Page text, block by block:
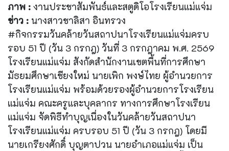
ภาพ : งานประชาสัมพันธ์และสตูดิโอโรงเรียนแม่แจ่ม
ข่าว : นางสาวชาลิสา อินทรวง
#กิจกรรมวันคล้ายวันสถาปนาโรงเรียนแม่แจ่มครบ
รอบ 51 ปี (วัน 3 กรกฎ) วันที่ 3 กรกฎาคม พ.ศ. 2569
โรงเรียนแม่แจ่ม สังกัดสำนักงานเขตพื้นที่การศึกษา
มัธยมศึกษาเชียงใหม่ นายเพิก พงษ์ไทย ผู้อำนวยการ
โรงเรียนแม่แจ่ม พร้อมด้วยรองผู้อำนวยการโรงเรียน
แม่แจ่ม คณะครูและบุคลากร ทางการศึกษาโรงเรียน
แม่แจ่ม จัดพิธีทำบุญเนื่องในวันคล้ายวันสถาปนา
โรงเรียนแม่แจ่ม ครบรอบ 51 ปี (วัน 3 กรกฎ) โดยมี
นายเกรียงศักดิ์ บุญตาปวน นายอำเภอแม่แจ่ม เป็น